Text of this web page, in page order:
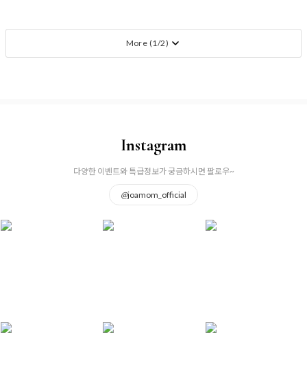
More (1/2)
Instagram
다양한 이벤트와 특급정보가 궁금하시면 팔로우~
@joamom_official